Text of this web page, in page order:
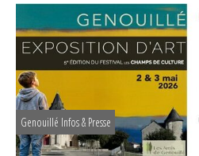
Genouillé Infos & Presse